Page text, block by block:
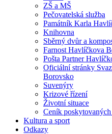
ZŠ a MŠ
Pečovatelská služba
Památník Karla
Knihovna
Sběrný dvůr a
Farnost Havlíčkova
Pošta Partner
Oficiální stránky
Borovsko
Suvenýry
Krizové řízení
Životní situace
Ceník poskytovaných
Kultura a sport
Odkazy